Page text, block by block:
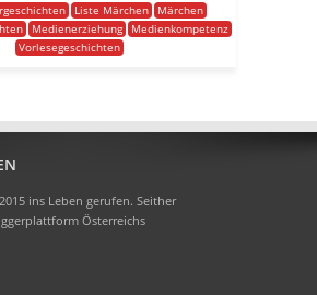
Liste Märchen
Märchen
Medienerziehung
Medienkompetenz
Vorlesegeschichten
ins Leben gerufen. Seither
Österreichs